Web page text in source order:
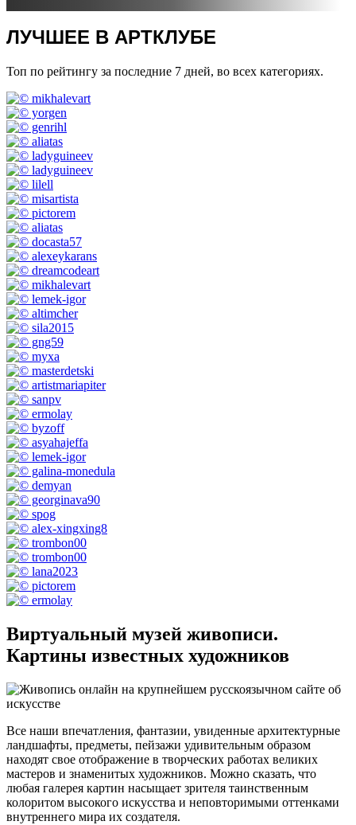
ЛУЧШЕЕ В АРТКЛУБЕ
Топ по рейтингу за последние 7 дней, во всех категориях.
Виртуальный музей живописи.
Картины известных художников
Все наши впечатления, фантазии, увиденные архитектурные
ландшафты, предметы, пейзажи удивительным образом
находят свое отображение в творческих работах великих
мастеров и знаменитых художников. Можно сказать, что
любая галерея картин насыщает зрителя таинственным
колоритом высокого искусства и неповторимыми оттенками
внутреннего мира их создателя.